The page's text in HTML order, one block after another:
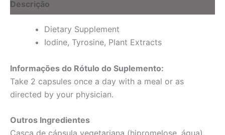
Descrição
Dietary Supplement
Iodine, Tyrosine, Plant Extracts
Informações do Rótulo do Suplemento:
Take 2 capsules once a day with a meal or as
directed by your physician.
Outros Ingredientes